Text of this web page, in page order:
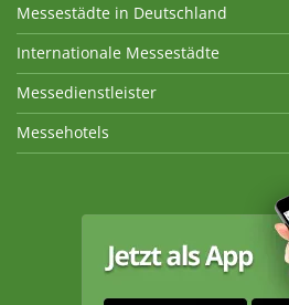
Messestädte in Deutschland
Internationale Messestädte
Messedienstleister
Messehotels